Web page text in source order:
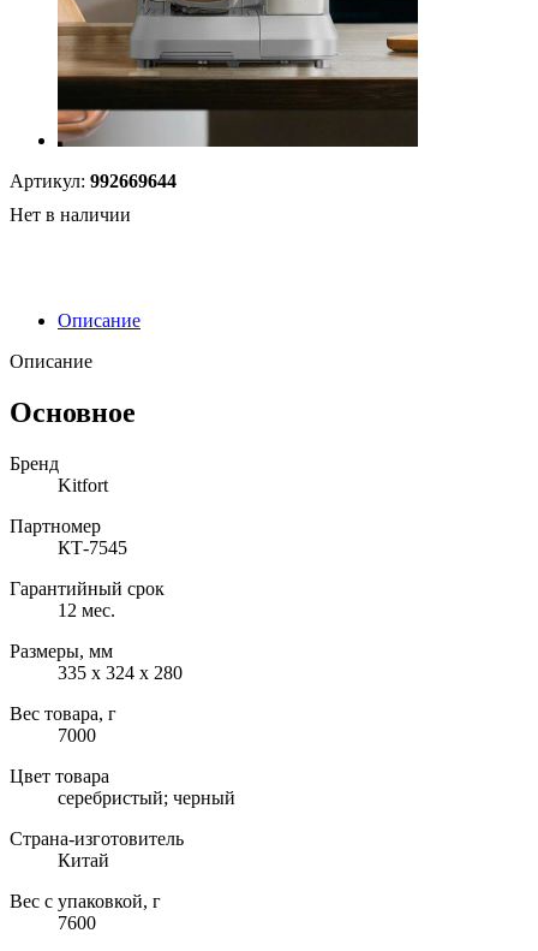
Артикул: 992669644
Нет в наличии
Описание
Описание
Основное
Бренд
Kitfort
Партномер
КТ-7545
Гарантийный срок
12 мес.
Размеры, мм
335 х 324 х 280
Вес товара, г
7000
Цвет товара
серебристый; черный
Страна-изготовитель
Китай
Вес с упаковкой, г
7600